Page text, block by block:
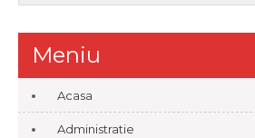
Meniu
Acasa
Administratie